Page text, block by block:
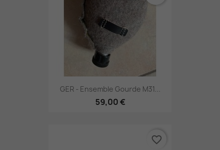
GER - Ensemble Gourde M31...
59,00 €
favorite_border